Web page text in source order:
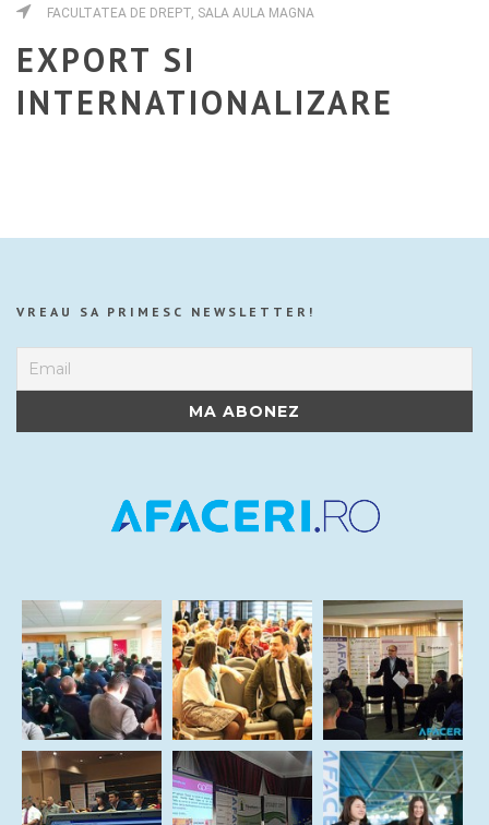
FACULTATEA DE DREPT, SALA AULA MAGNA
EXPORT SI
INTERNATIONALIZARE
VREAU SA PRIMESC NEWSLETTER!